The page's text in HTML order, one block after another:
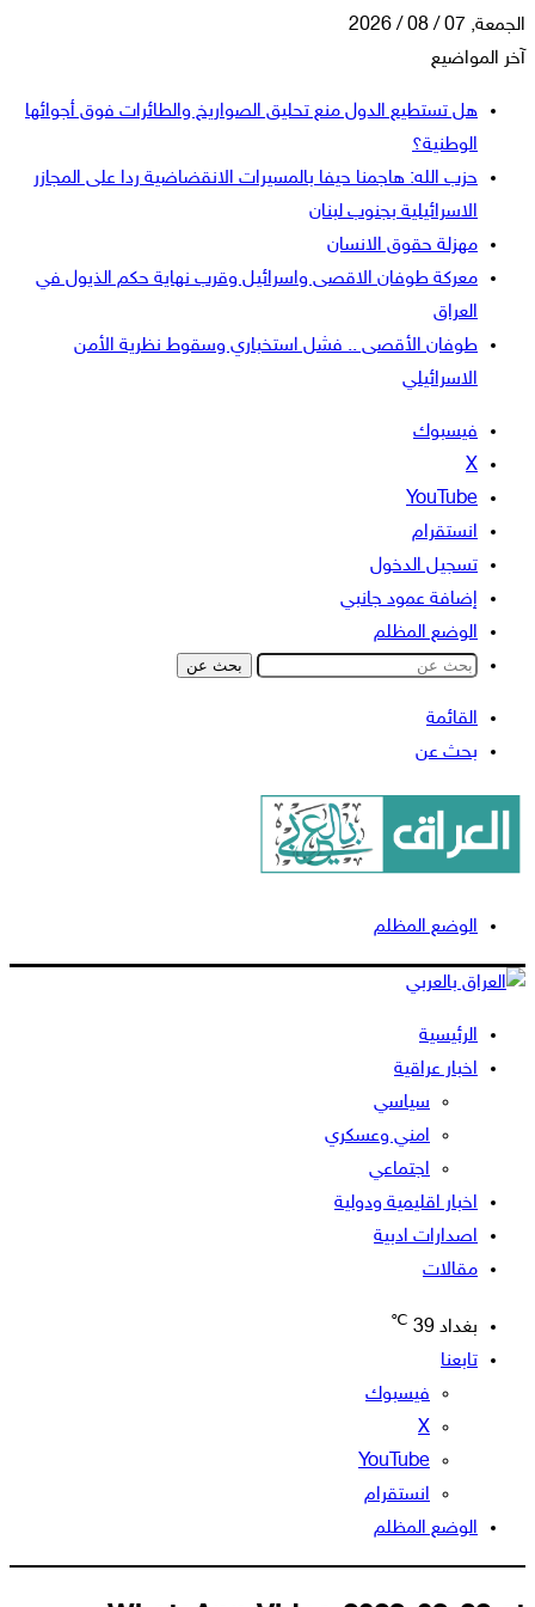
/ 2026
هل تستطيع الدول منع تحليق الصواريخ والطائرات فوق أجوائها
الوطنية؟
حزب الله: هاجمنا حيفا بالمسيرات الانقضاضية ردا على المجازر
الاسرائيلية بجنوب لبنان
مهزلة حقوق الانسان
معركة طوفان الاقصى واسرائيل وقرب نهاية حكم الذيول في
طوفان الأقصى .. فشل استخباري وسقوط نظرية الأمن
الاسرائيلي
فيسبوك
‫YouTube
انستقرام
تسجيل الدخول
إضافة عمود جانبي
الوضع المظلم
بحث عن
القائمة
بحث عن
الوضع المظلم
الرئيسية
اخبار عراقية
سياسي
امني وعسكري
اجتماعي
اخبار اقليمية ودولية
اصدارات ادبية
مقالات
بغداد 39
℃
تابعنا
فيسبوك
‫YouTube
انستقرام
الوضع المظلم